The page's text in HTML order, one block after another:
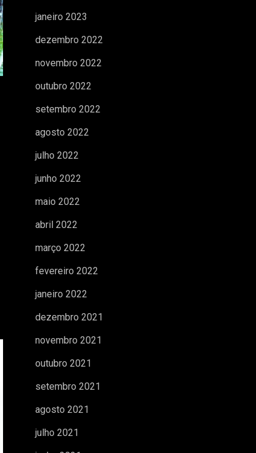
janeiro 2023
dezembro 2022
novembro 2022
outubro 2022
setembro 2022
agosto 2022
julho 2022
junho 2022
maio 2022
abril 2022
março 2022
fevereiro 2022
janeiro 2022
dezembro 2021
novembro 2021
outubro 2021
setembro 2021
agosto 2021
julho 2021